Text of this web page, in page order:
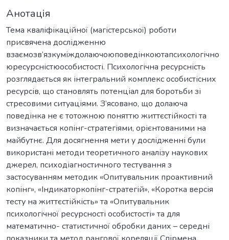
Анотація
Тема кваліфікаційної (магістерської) роботи
присвячена дослідженню
взаємозв’язкуміждолаючоюповедінкоютапсихологічно
юресурсністюособистості. Психологічна ресурсність
розглядається як інтегральний комплекс особистісних
ресурсів, що становлять потенціал для боротьби зі
стресовими ситуаціями. З’ясовано, що долаюча
поведінка не є тотожною поняттю життєстійкості та
визначається копінг-стратегіями, орієнтованими на
майбутнє. Для досягнення мети у дослідженні були
використані методи теоретичного аналізу наукових
джерел, психодіагностичного тестування з
застосуванням методик «Опитувальник проактивний
копінг», «Індикаторкопінг-стратегій», «Коротка версія
тесту на життєстійкість» та «Опитувальник
психологічної ресурсності особистості» та для
математично- статистичної обробки даних – середні